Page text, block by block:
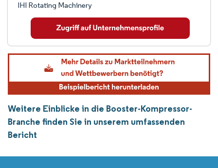
IHI Rotating Machinery
Weitere Einblicke in die Booster-Kompressor-
Branche finden Sie in unserem umfassenden
Bericht